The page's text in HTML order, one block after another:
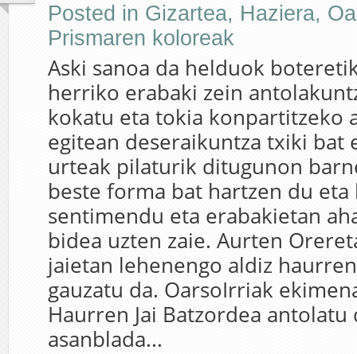
Posted in Gizartea, Haziera,
Prismaren koloreak
Aski sanoa da helduok
herriko erabaki zein
kokatu eta tokia konpartitzeko
egitean deseraikuntza txiki bat
urteak pilaturik ditugunon
beste forma bat hartzen du
sentimendu eta erabakietan
bidea uzten zaie. Aurten
jaietan lehenengo aldiz
gauzatu da. OarsoIrriak
Haurren Jai Batzordea antolatu
asanblada...